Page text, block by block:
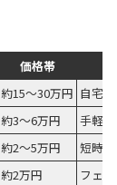
価格帯
約15〜30万円 自宅
約3〜6万円
手軽
約2〜5万円
短時
約2万円 フェ